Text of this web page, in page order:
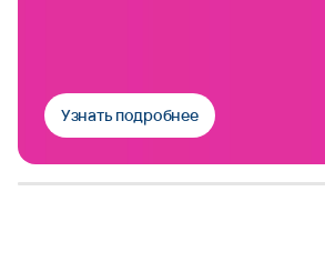
Узнать подробнее